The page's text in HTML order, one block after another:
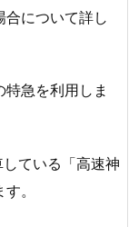
合について詳し
急を利用しま
ている「高速神
。